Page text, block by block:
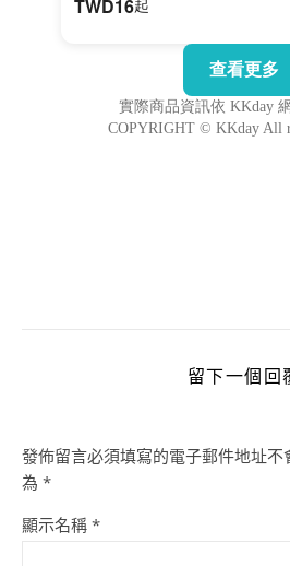
留下一個回
發佈留言必須填寫的電子郵件地址不
為 *
顯示名稱 *